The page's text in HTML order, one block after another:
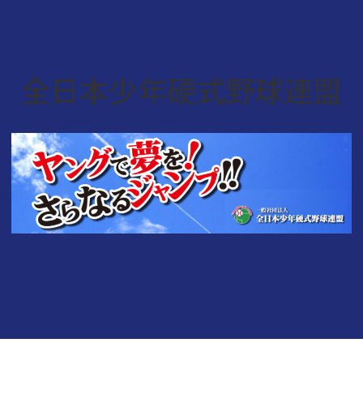
全日本少年硬式野球連盟